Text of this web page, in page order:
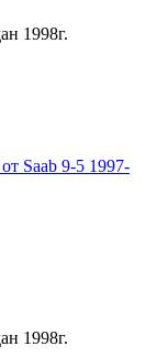
1998г.
Saab 9-5 1997-
1998г.